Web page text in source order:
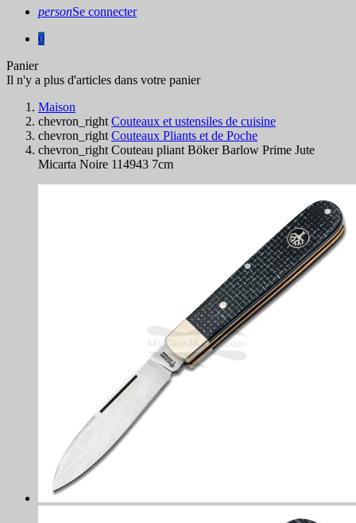
personSe connecter
0
Panier
Il n'y a plus d'articles dans votre panier
Maison
chevron_right Couteaux et ustensiles de cuisine
chevron_right Couteaux Pliants et de Poche
chevron_right Couteau pliant Böker Barlow Prime Jute
Micarta Noire 114943 7cm